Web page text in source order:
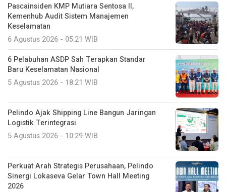
Pascainsiden KMP Mutiara Sentosa II,
Kemenhub Audit Sistem Manajemen
Keselamatan
6 Agustus 2026 - 05:21 WIB
6 Pelabuhan ASDP Sah Terapkan Standar
Baru Keselamatan Nasional
5 Agustus 2026 - 18:21 WIB
Pelindo Ajak Shipping Line Bangun Jaringan
Logistik Terintegrasi
5 Agustus 2026 - 10:29 WIB
Perkuat Arah Strategis Perusahaan, Pelindo
Sinergi Lokaseva Gelar Town Hall Meeting
2026